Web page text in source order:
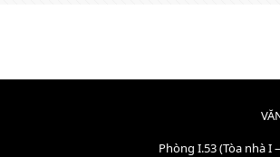
Phòng I.53 (Tòa nhà I